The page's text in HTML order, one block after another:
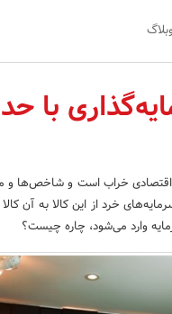
وبلاگ
خراب است و شاخص‌ها و
خرد از این کالا به آن کالا
وارد می‌شود، چاره چیست؟